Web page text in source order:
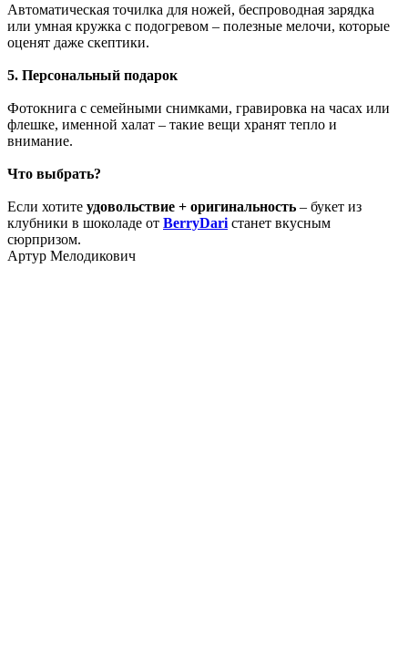
Автоматическая точилка для ножей, беспроводная зарядка
или умная кружка с подогревом – полезные мелочи, которые
оценят даже скептики.
5. Персональный подарок
Фотокнига с семейными снимками, гравировка на часах или
флешке, именной халат – такие вещи хранят тепло и
внимание.
Что выбрать?
Если хотите удовольствие + оригинальность – букет из
клубники в шоколаде от BerryDari станет вкусным
сюрпризом.
Артур Мелодикович